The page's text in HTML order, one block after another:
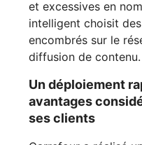
et excessives en
intelligent choisit
encombrés sur le
diffusion de contenu.
Un déploiement
avantages
ses clients